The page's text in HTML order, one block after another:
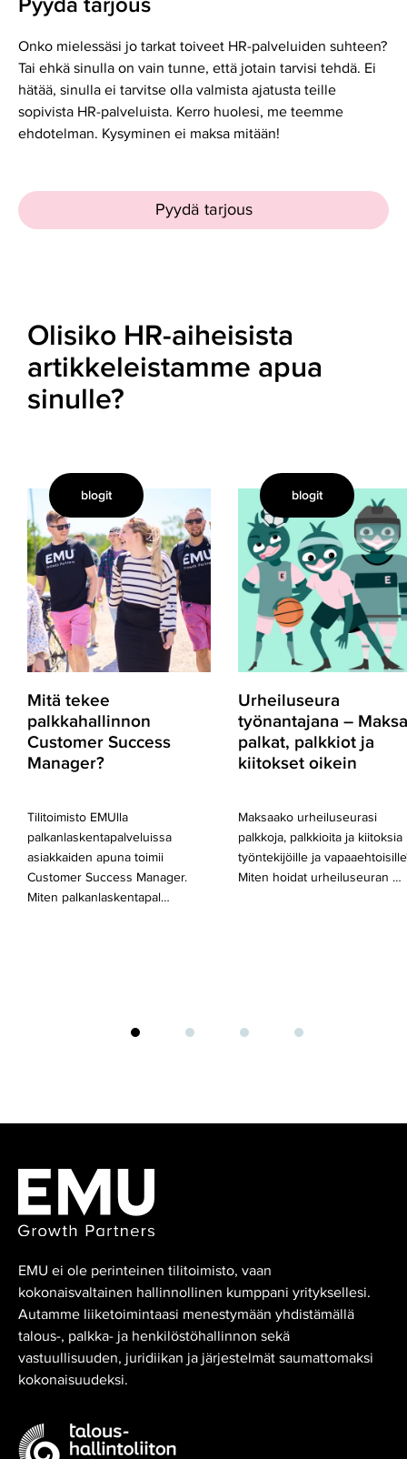
Onko mielessäsi jo tarkat toiveet HR-palveluiden suhteen?
Tai ehkä sinulla on vain tunne, että jotain tarvisi tehdä. Ei
hätää, sinulla ei tarvitse olla valmista ajatusta teille
sopivista HR-palveluista. Kerro huolesi, me teemme
ehdotelman. Kysyminen ei maksa mitään!
Pyydä tarjous
Olisiko HR-aiheisista
artikkeleistamme apua
sinulle?
Mitä
tekee
palkkahallinnon
Customer
Success
Manager?
blogit
Mitä tekee
palkkahallinnon
Customer Success
Manager?
Tilitoimisto EMUlla
palkanlaskentapalveluissa
asiakkaiden apuna toimii
Customer Success Manager.
Miten palkanlaskentapal…
Urheiluseura
työnantajana
Maksa
palkat,
palkkiot
kiitokset
oikein
blogit
Urheiluseura
työnantajana – Maksa
palkat, palkkiot ja
kiitokset oikein
Maksaako urheiluseurasi
palkkoja, palkkioita ja kiitoksia
työntekijöille ja
Miten hoidat urheiluseuran …
EMU ei ole perinteinen tilitoimisto, vaan
kokonaisvaltainen hallinnollinen kumppani yrityksellesi.
Autamme liiketoimintaasi menestymään yhdistämällä
talous-, palkka- ja henkilöstöhallinnon sekä
vastuullisuuden, juridiikan ja järjestelmät saumattomaksi
kokonaisuudeksi.